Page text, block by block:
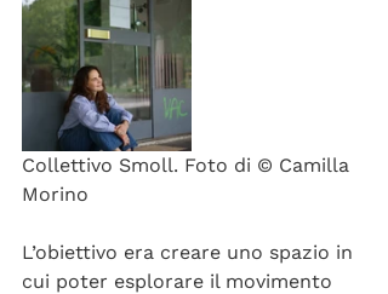
Collettivo Smoll. Foto di © Camilla
Morino
L’obiettivo era creare uno spazio in
cui poter esplorare il movimento